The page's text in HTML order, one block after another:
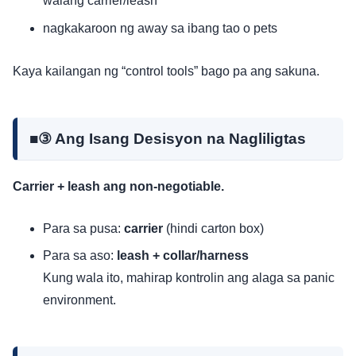
nagkakaroon ng away sa ibang tao o pets
Kaya kailangan ng “control tools” bago pa ang sakuna.
■③ Ang Isang Desisyon na Nagliligtas
Carrier + leash ang non-negotiable.
Para sa pusa:carrier (hindi carton box)
Para sa aso: leash + collar/harness
Kung wala ito, mahirap kontrolin ang alaga sa panic
environment.